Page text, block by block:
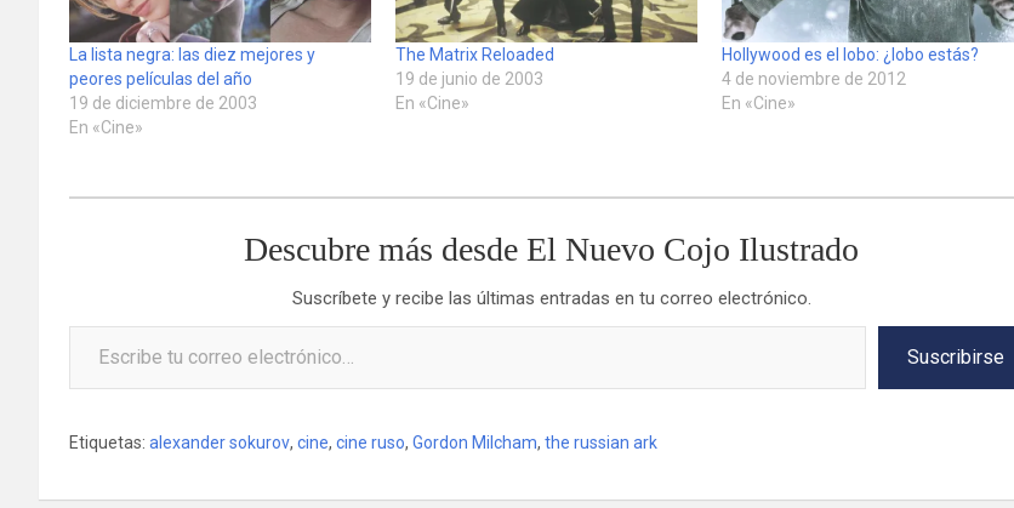
La lista negra: las diez mejores y
peores películas del año
19 de diciembre de 2003
En «Cine»
The Matrix Reloaded
19 de junio de 2003
En «Cine»
Hollywood es el lobo: ¿lobo estás?
4 de noviembre de 2012
En «Cine»
Descubre más desde El Nuevo Cojo Ilustrado
Suscríbete y recibe las últimas entradas en tu correo electrónico.
Escribe tu correo electrónico…
Suscribirse
Etiquetas: alexander sokurov, cine, cine ruso, Gordon Milcham, the russian ark